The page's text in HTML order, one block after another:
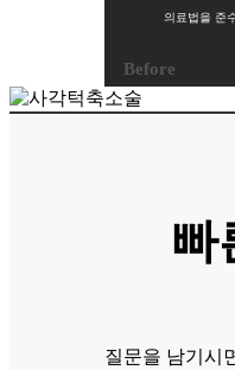
의료법을 준
Before
빠
질문을 남기시